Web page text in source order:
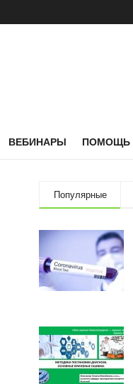
ВЕБИНАРЫ ПОМОЩЬ
Популярные